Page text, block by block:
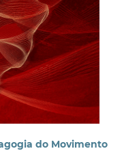
do Movimento